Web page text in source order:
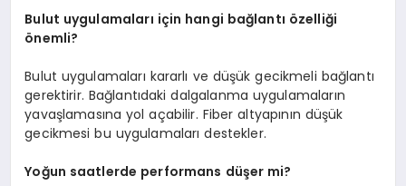
Bulut uygulamaları için hangi bağlantı özelliği
önemli?
Bulut uygulamaları kararlı ve düşük gecikmeli bağlantı
gerektirir. Bağlantıdaki dalgalanma uygulamaların
yavaşlamasına yol açabilir. Fiber altyapının düşük
gecikmesi bu uygulamaları destekler.
Yoğun saatlerde performans düşer mi?